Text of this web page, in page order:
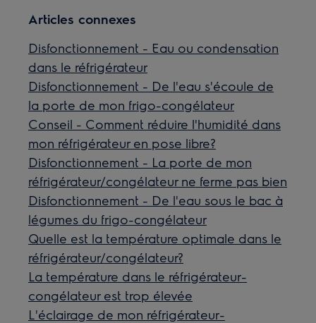
Articles connexes
Disfonctionnement - Eau ou condensation
dans le réfrigérateur
Disfonctionnement - De l'eau s'écoule de
la porte de mon frigo-congélateur
Conseil - Comment réduire l'humidité dans
mon réfrigérateur en pose libre?
Disfonctionnement - La porte de mon
réfrigérateur/congélateur ne ferme pas bien
Disfonctionnement - De l'eau sous le bac à
légumes du frigo-congélateur
Quelle est la température optimale dans le
réfrigérateur/congélateur?
La température dans le réfrigérateur-
congélateur est trop élevée
L'éclairage de mon réfrigérateur-